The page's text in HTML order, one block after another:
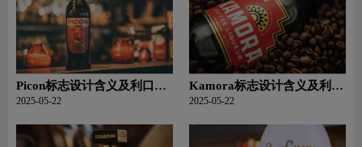
Picon标志设计含义及利口酒
品牌设计理念
2025-05-22
Kamora标志设计含义及利口
酒品牌设计理念
2025-05-22